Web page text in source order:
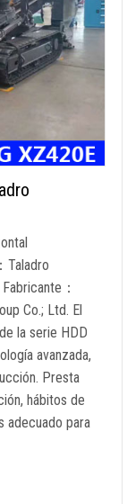
Taladro
：
Co.; Ltd. El
la serie HDD
avanzada,
Presta
hábitos de
adecuado para